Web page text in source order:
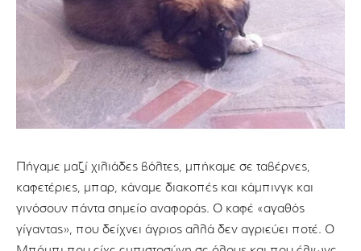
Πήγαμε μαζί χιλιάδες βόλτες, μπήκαμε σε ταβέρνες,
καφετέριες, μπαρ, κάναμε διακοπές και κάμπινγκ και
γινόσουν πάντα σημείο αναφοράς. Ο καφέ «αγαθός
γίγαντας», που δείχνει άγριος αλλά δεν αγριεύει ποτέ. Ο